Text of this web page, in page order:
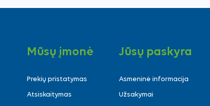
Mūsų įmonė
Prekių pristatymas
Atsiskaitymas
Jūsų paskyra
Asmeninė informacija
Užsakymai